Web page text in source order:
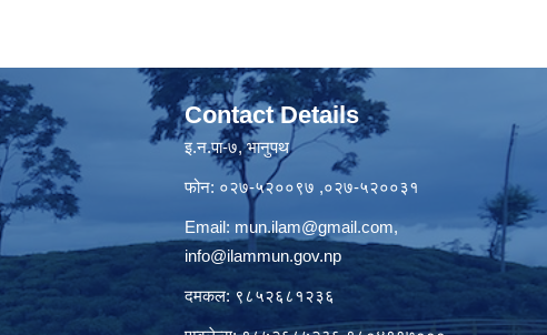
Contact Details
इ.न.पा-७, भानुपथ
फोन: ०२७-५२००९७ ,०२७-५२००३१
Email: mun.ilam@gmail.com,
info@ilammun.gov.np
दमकल: ९८५२६८१२३६